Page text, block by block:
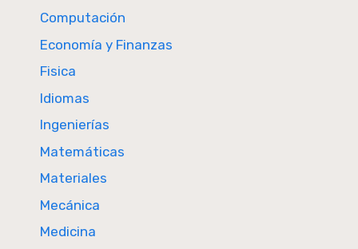
Computación
Economía y Finanzas
Fisica
Idiomas
Ingenierías
Matemáticas
Materiales
Mecánica
Medicina